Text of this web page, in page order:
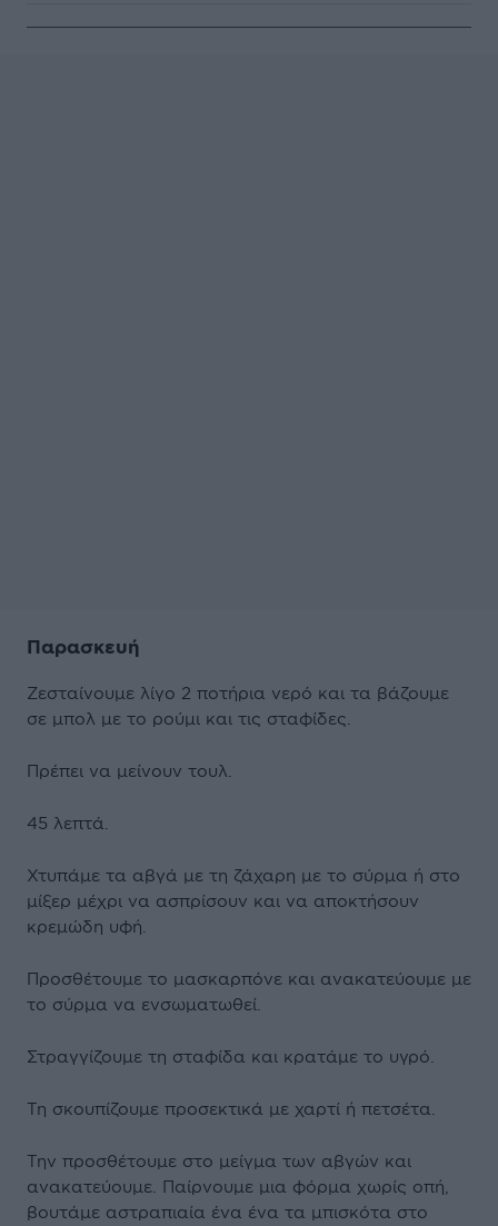
Παρασκευή
Ζεσταίνουμε λίγο 2 ποτήρια νερό και τα βάζουμε
σε μπολ με το ρούμι και τις σταφίδες.
Πρέπει να μείνουν τουλ.
45 λεπτά.
Χτυπάμε τα αβγά με τη ζάχαρη με το σύρμα ή στο
μίξερ μέχρι να ασπρίσουν και να αποκτήσουν
κρεμώδη υφή.
Προσθέτουμε το μασκαρπόνε και ανακατεύουμε με
το σύρμα να ενσωματωθεί.
Στραγγίζουμε τη σταφίδα και κρατάμε το υγρό.
Τη σκουπίζουμε προσεκτικά με χαρτί ή πετσέτα.
Την προσθέτουμε στο μείγμα των αβγών και
ανακατεύουμε. Παίρνουμε μια φόρμα χωρίς οπή,
βουτάμε αστραπιαία ένα ένα τα μπισκότα στο